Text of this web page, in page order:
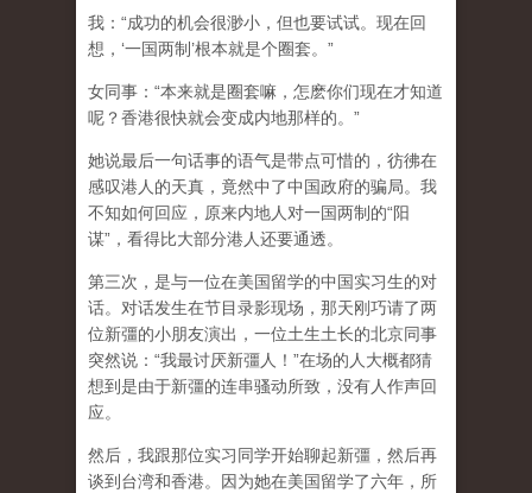
我：“成功的机会很渺小，但也要试试。现在回
想，‘一国两制’根本就是个圈套。”
女同事：“本来就是圈套嘛，怎麽你们现在才知道
呢？香港很快就会变成内地那样的。”
她说最后一句话事的语气是带点可惜的，彷彿在
感叹港人的天真，竟然中了中国政府的骗局。我
不知如何回应，原来内地人对一国两制的“阳
谋”，看得比大部分港人还要通透。
第三次，是与一位在美国留学的中国实习生的对
话。对话发生在节目录影现场，那天刚巧请了两
位新彊的小朋友演出，一位土生土长的北京同事
突然说：“我最讨厌新彊人！”在场的人大概都猜
想到是由于新彊的连串骚动所致，没有人作声回
应。
然后，我跟那位实习同学开始聊起新彊，然后再
谈到台湾和香港。因为她在美国留学了六年，所